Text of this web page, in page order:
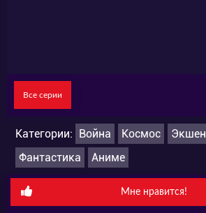
Все серии
Категории: Война Космос Экшен
Фантастика
Аниме
Мне нравится!